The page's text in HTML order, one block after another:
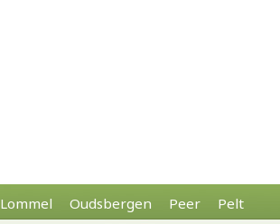
Lommel Oudsbergen Peer Pelt